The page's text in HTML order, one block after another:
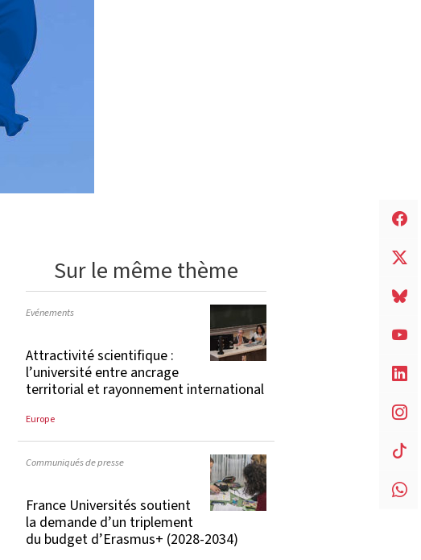
Sur le même thème
Evénements
Attractivité scientifique :
l’université entre ancrage
territorial et rayonnement international
Europe
Communiqués de presse
France Universités soutient
la demande d’un triplement
du budget d’Erasmus+ (2028-2034)